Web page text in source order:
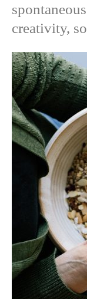
creativity,